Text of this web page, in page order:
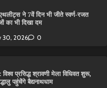
ने 7वें दिन भी जीते स्वर्ण-रजत
का भी दिखा दम
30, 2026 0
प्रसिद्ध श्रावणी मेला विधिवत शुरू,
पहुंचेंगे बैद्यनाथधाम